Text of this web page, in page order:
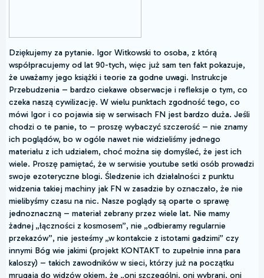
Dziękujemy za pytanie. Igor Witkowski to osoba, z którą
współpracujemy od lat 90-tych, więc już sam ten fakt pokazuje,
że uważamy jego książki i teorie za godne uwagi. Instrukcje
Przebudzenia – bardzo ciekawe obserwacje i refleksje o tym, co
czeka naszą cywilizację. W wielu punktach zgodność tego, co
mówi Igor i co pojawia się w serwisach FN jest bardzo duża. Jeśli
chodzi o te panie, to – proszę wybaczyć szczerość – nie znamy
ich poglądów, bo w ogóle nawet nie widzieliśmy jednego
materiału z ich udziałem, choć można się domyśleć, że jest ich
wiele. Proszę pamiętać, że w serwisie youtube setki osób prowadzi
swoje ezoteryczne blogi. Śledzenie ich działalności z punktu
widzenia takiej machiny jak FN w zasadzie by oznaczało, że nie
mielibyśmy czasu na nic. Nasze poglądy są oparte o sprawę
jednoznaczną – materiał zebrany przez wiele lat. Nie mamy
żadnej „łączności z kosmosem”, nie „odbieramy regularnie
przekazów”, nie jesteśmy „w kontakcie z istotami gadzimi” czy
innymi Bóg wie jakimi (projekt KONTAKT to zupełnie inna para
kaloszy) – takich zawodników w sieci, którzy już na początku
mrugają do widzów okiem, że „oni szczególni, oni wybrani, oni